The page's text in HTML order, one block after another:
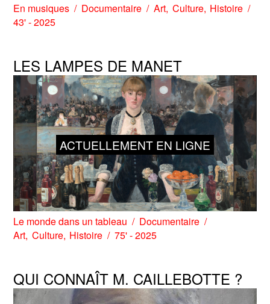
En musiques Documentaire Art Culture Histoire
43' - 2025
LES LAMPES DE MANET
ACTUELLEMENT EN LIGNE
Le monde dans un tableau
Documentaire
Art Culture Histoire 75' - 2025
QUI CONNAÎT M. CAILLEBOTTE ?